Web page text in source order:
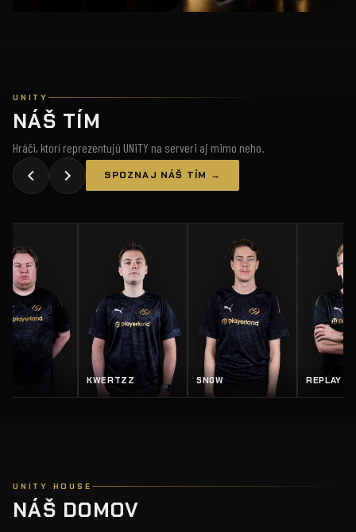
UNITY
NÁŠ TÍM
Hráči, ktorí reprezentujú UNiTY na serveri aj mimo neho.
SPOZNAJ NÁŠ TÍM →
SN0W REPLAY SALTY
UNITY HOUSE
NÁŠ DOMOV